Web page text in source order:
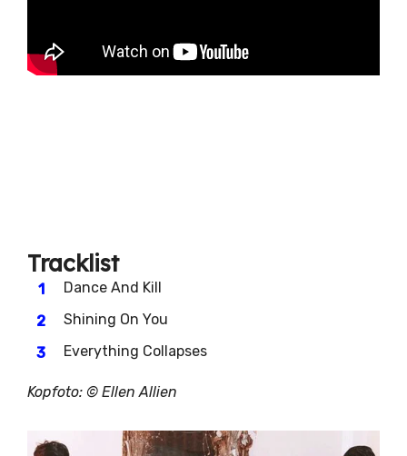
Tracklist
Dance And Kill
Shining On You
Everything Collapses
Kopfoto: © Ellen Allien